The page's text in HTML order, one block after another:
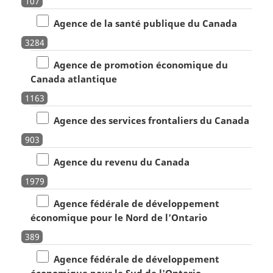
Agence de la santé publique du Canada
3284
Agence de promotion économique du
Canada atlantique
1163
Agence des services frontaliers du Canada
903
Agence du revenu du Canada
1979
Agence fédérale de développement
économique pour le Nord de l’Ontario
389
Agence fédérale de développement